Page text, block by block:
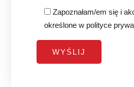
Zapoznałam/em się i
określone w polityce